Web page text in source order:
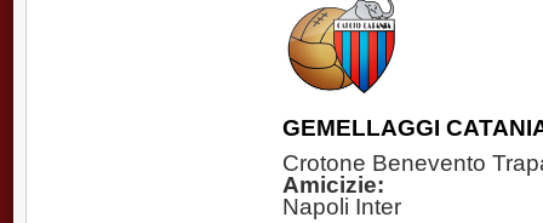
GEMELLAGGI
Crotone Benevento
Amicizie:
Napoli Inter